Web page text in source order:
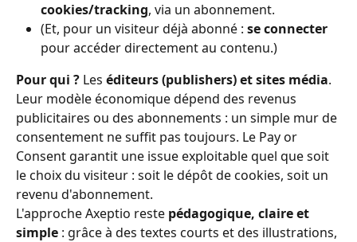
cookies/tracking, via un abonnement.
(Et, pour un visiteur déjà abonné : se connecter
pour accéder directement au contenu.)
Pour qui ? Les éditeurs (publishers) et sites média.
Leur modèle économique dépend des revenus
publicitaires ou des abonnements : un simple mur de
consentement ne suffit pas toujours. Le Pay or
Consent garantit une issue exploitable quel que soit
le choix du visiteur : soit le dépôt de cookies, soit un
revenu d'abonnement.
L'approche Axeptio reste pédagogique, claire et
simple : grâce à des textes courts et des illustrations,